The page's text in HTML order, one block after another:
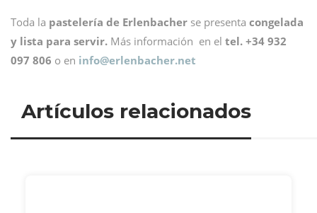
Toda la pastelería de Erlenbacher se presenta congelada
y lista para servir. Más información en el tel. +34 932
097 806 o en info@erlenbacher.net
Artículos relacionados